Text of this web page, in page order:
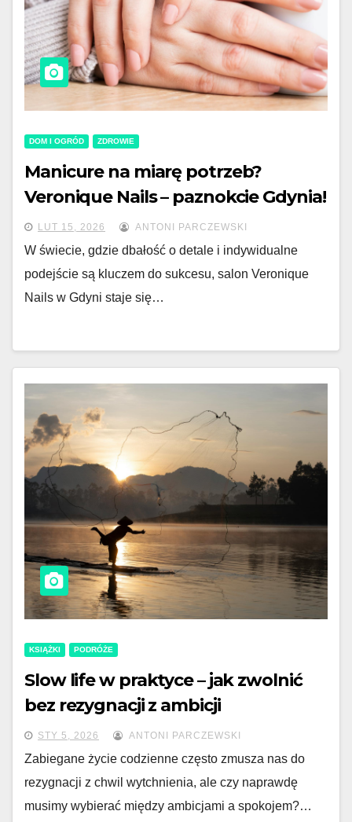
DOM I OGRÓD ZDROWIE
Manicure na miarę potrzeb?
Veronique Nails – paznokcie Gdynia!
LUT 15, 2026 ANTONI PARCZEWSKI
W świecie, gdzie dbałość o detale i indywidualne
podejście są kluczem do sukcesu, salon Veronique
Nails w Gdyni staje się…
KSIĄŻKI PODRÓŻE
Slow life w praktyce – jak zwolnić
bez rezygnacji z ambicji
STY 5, 2026 ANTONI PARCZEWSKI
Zabiegane życie codzienne często zmusza nas do
rezygnacji z chwil wytchnienia, ale czy naprawdę
musimy wybierać między ambicjami a spokojem?…